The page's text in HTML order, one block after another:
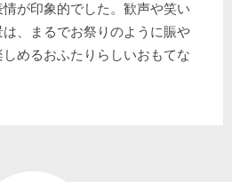
が印象的でした。歓声や笑い
、まるでお祭りのように賑や
めるおふたりらしいおもてな